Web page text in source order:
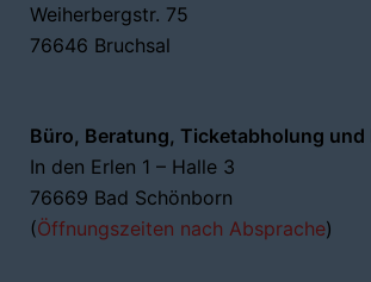
Weiherbergstr. 75
76646 Bruchsal
Büro, Beratung, Ticketabholung und
In den Erlen 1 – Halle 3
76669 Bad Schönborn
(Öffnungszeiten nach Absprache)